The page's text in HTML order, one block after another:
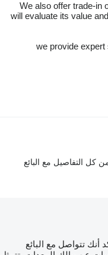
We also offer trade-in
will evaluate its value
– we provide
كل التفاصيل مع البائع
تتواصل مع البائع